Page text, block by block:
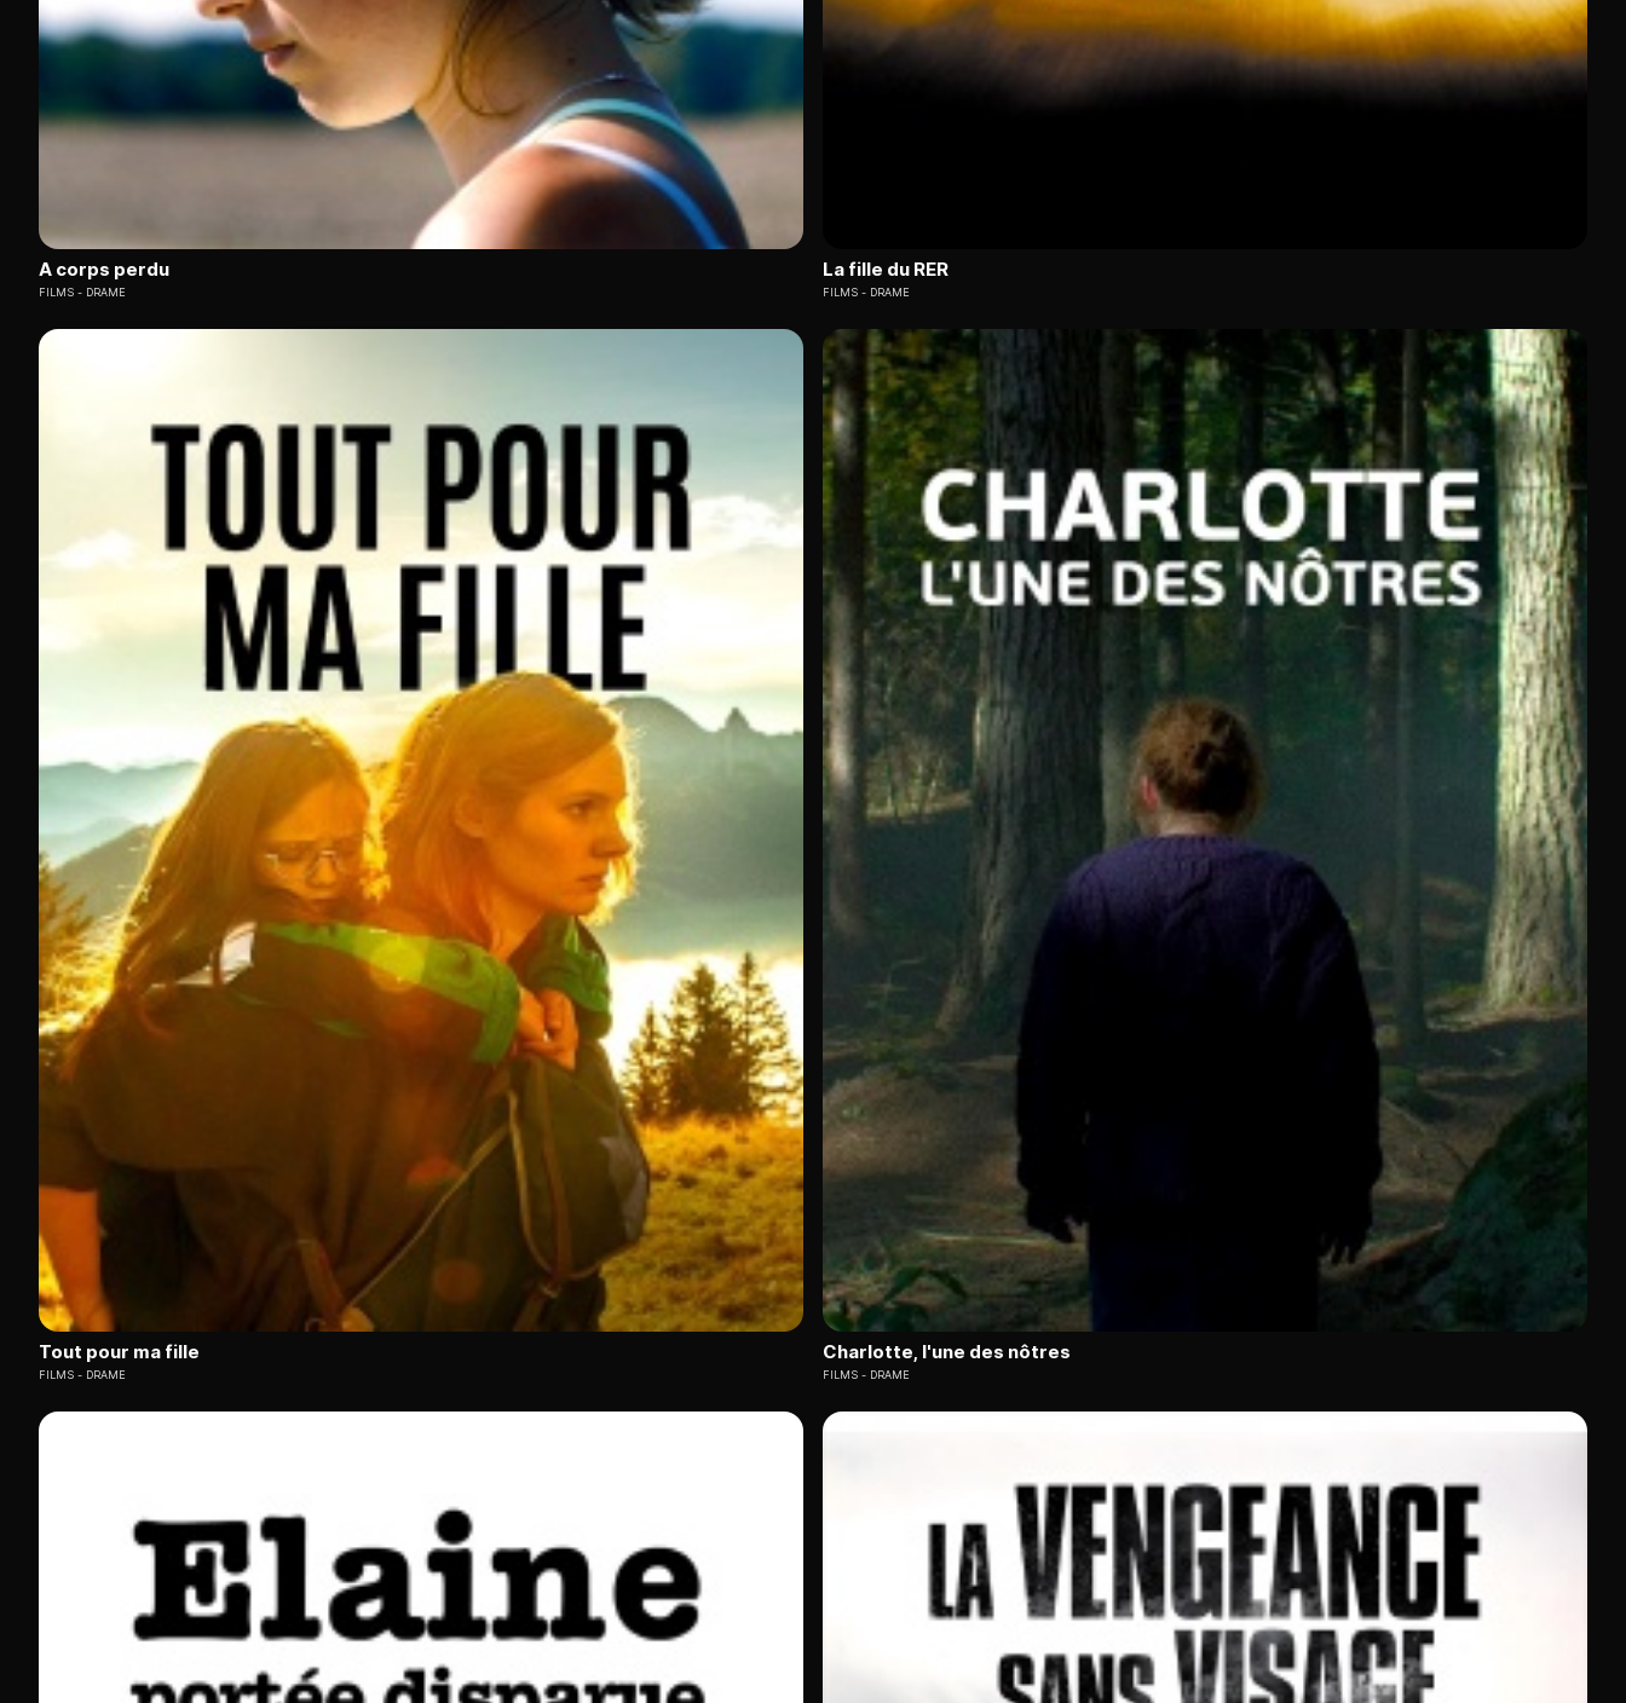
A corps perdu
FILMS DRAME
La fille du RER
FILMS DRAME
Tout pour ma fille
FILMS DRAME
Charlotte, l'une des nôtres
FILMS DRAME